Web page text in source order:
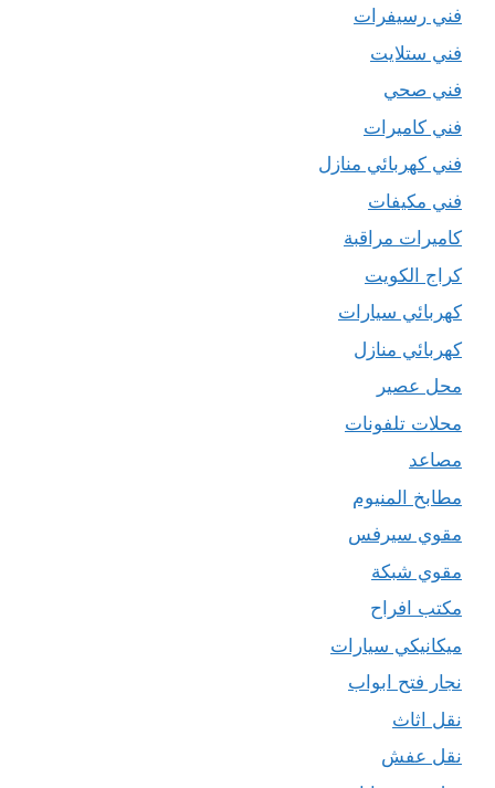
فني رسيفرات
فني ستلايت
فني صحي
فني كاميرات
فني كهربائي منازل
فني مكيفات
كاميرات مراقبة
كراج الكويت
كهربائي سيارات
كهربائي منازل
محل عصير
محلات تلفونات
مصاعد
مطابخ المنيوم
مقوي سيرفس
مقوي شبكة
مكتب افراح
ميكانيكي سيارات
نجار فتح ابواب
نقل اثاث
نقل عفش